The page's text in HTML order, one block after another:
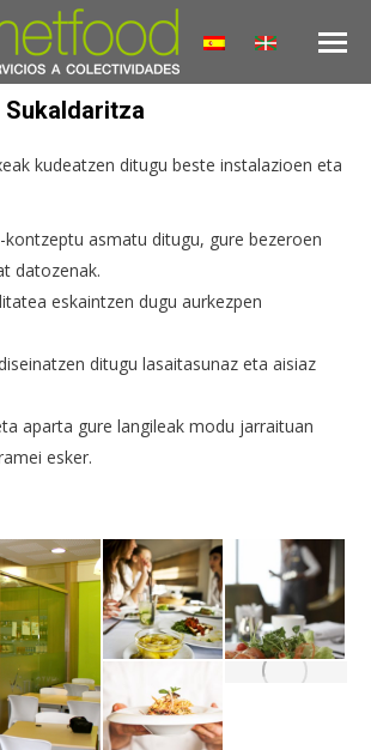
kudeatzen ditugu beste instalazioen eta
asmatu ditugu, gure bezeroen
datozenak.
eskaintzen dugu aurkezpen
ditugu lasaitasunaz eta aisiaz
aparta gure langileak modu jarraituan
esker.